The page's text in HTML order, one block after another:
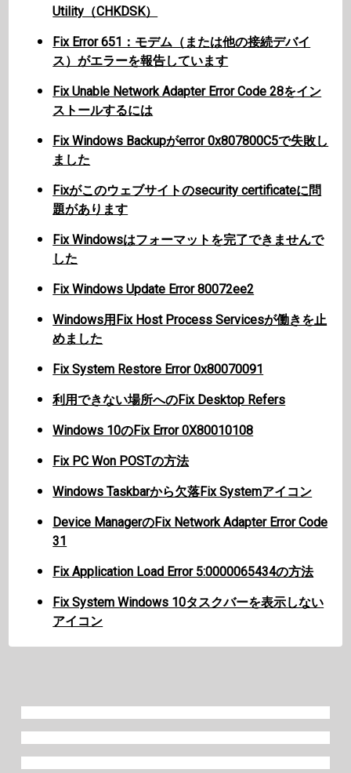
Utility（CHKDSK）
Fix Error 651：モデム（または他の接続デバイ
ス）がエラーを報告しています
Fix Unable Network Adapter Error Code 28をイン
ストールするには
Fix Windows Backupがerror 0x807800C5で失敗し
ました
Fixがこのウェブサイトのsecurity certificateに問
題があります
Fix Windowsはフォーマットを完了できませんで
した
Fix Windows Update Error 80072ee2
Windows用Fix Host Process Servicesが働きを止
めました
Fix System Restore Error 0x80070091
利用できない場所へのFix Desktop Refers
Windows 10のFix Error 0X80010108
Fix PC Won POSTの方法
Windows Taskbarから欠落Fix Systemアイコン
Device ManagerのFix Network Adapter Error Code
31
Fix Application Load Error 5:0000065434の方法
Fix System Windows 10タスクバーを表示しない
アイコン